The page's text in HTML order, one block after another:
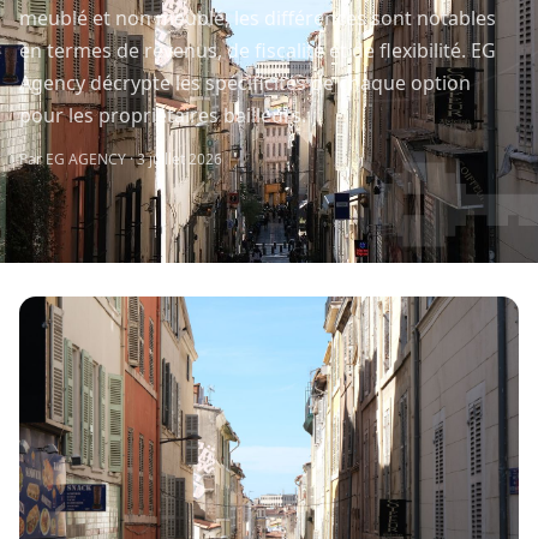
meublé et non meublé, les différences sont notables
en termes de revenus, de fiscalité et de flexibilité. EG
Agency décrypte les spécificités de chaque option
pour les propriétaires bailleurs.
Par EG AGENCY · 3 juillet 2026